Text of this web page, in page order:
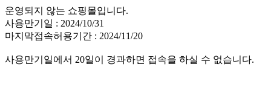
운영되지 않는 쇼핑몰입니다.
사용만기일 : 2024/10/31
마지막접속허용기간 : 2024/11/20
사용만기일에서 20일이 경과하면 접속을 하실 수 없습니다.